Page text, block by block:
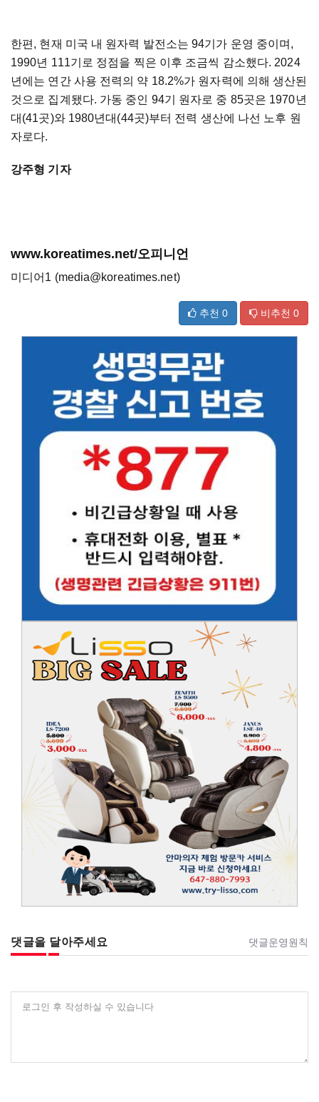
한편, 현재 미국 내 원자력 발전소는 94기가 운영 중이며,
1990년 111기로 정점을 찍은 이후 조금씩 감소했다. 2024
년에는 연간 사용 전력의 약 18.2%가 원자력에 의해 생산된
것으로 집계됐다. 가동 중인 94기 원자로 중 85곳은 1970년
대(41곳)와 1980년대(44곳)부터 전력 생산에 나선 노후 원
자로다.
강주형 기자
www.koreatimes.net/오피니언
미디어1 (media@koreatimes.net)
추천 0 비추천 0
댓글을 달아주세요 댓글운영원칙
로그인 후 작성하실 수 있습니다